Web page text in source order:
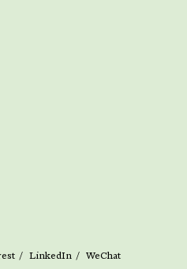
LinkedIn
WeChat